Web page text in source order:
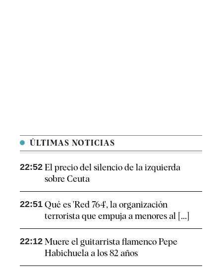
ÚLTIMAS NOTICIAS
22:52 El precio del silencio de la izquierda
sobre Ceuta
22:51 Qué es 'Red 764', la organización
terrorista que empuja a menores al [...]
22:12 Muere el guitarrista flamenco Pepe
Habichuela a los 82 años